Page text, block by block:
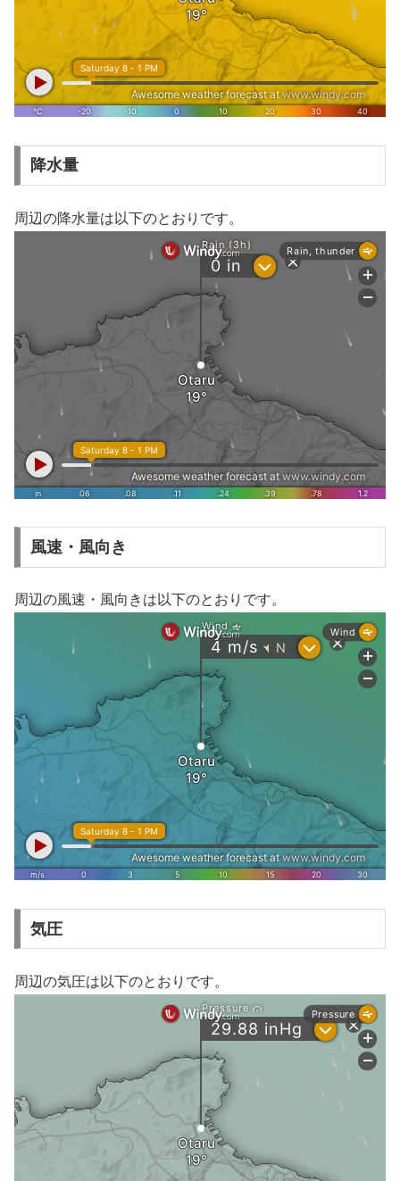
降水量
周辺の降水量は以下のとおりです。
風速・風向き
周辺の風速・風向きは以下のとおりです。
気圧
周辺の気圧は以下のとおりです。